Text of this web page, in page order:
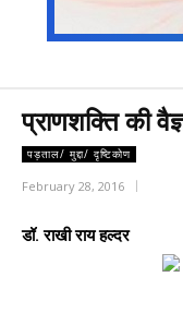
प्राणशक्ति की
पड़ताल/ मुद्दा/ दृष्टिकोण
February 28, 2016
डॉ. राखी राय हल्दर